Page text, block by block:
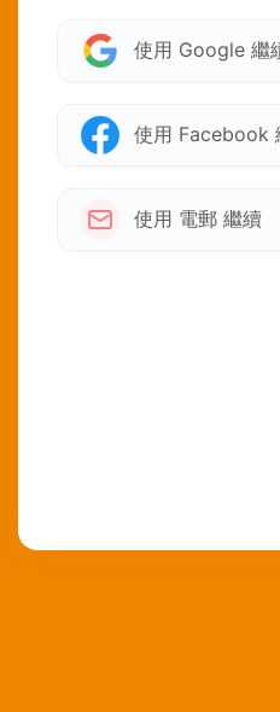
使用 Google 繼
使用 Facebook
使用 電郵 繼續